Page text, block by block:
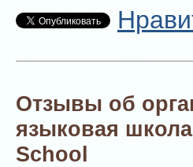
Отзывы об
языковая
School